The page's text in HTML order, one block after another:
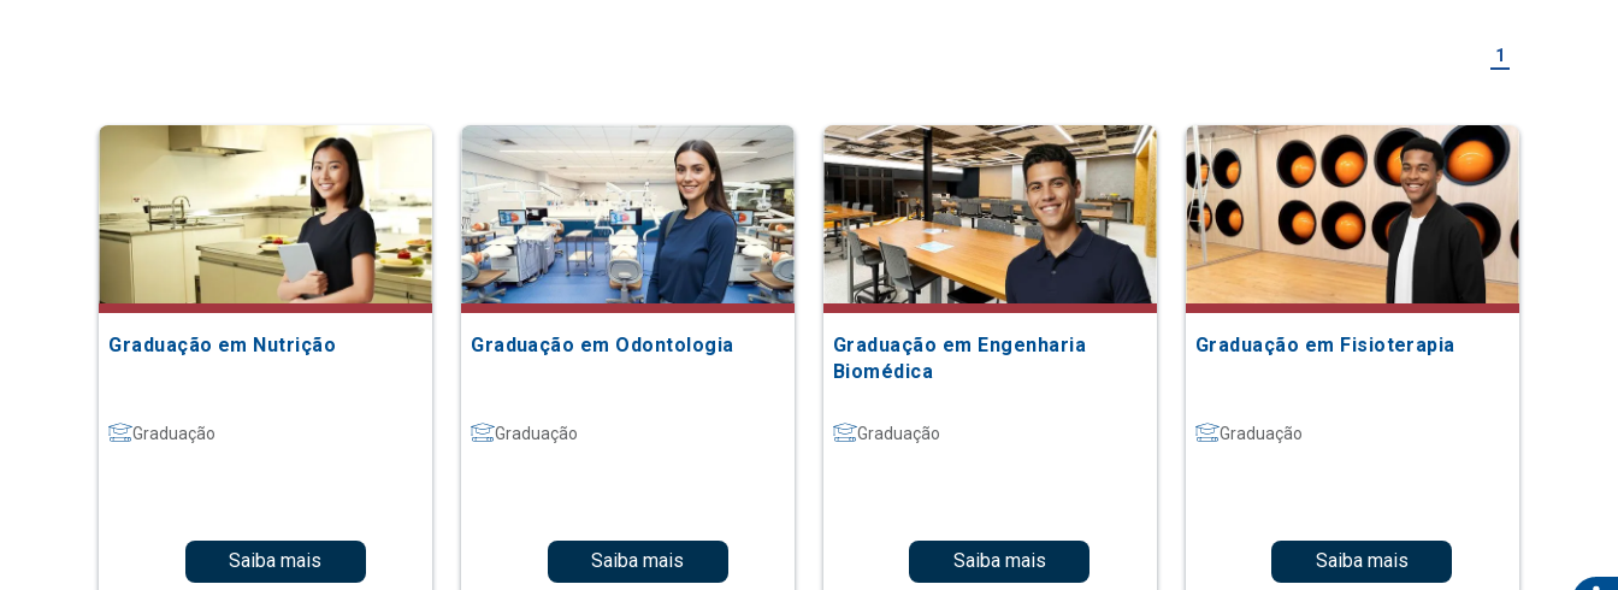
1
Graduação em Nutrição
Graduação
Saiba mais
Graduação em Odontologia
Graduação
Saiba mais
Graduação em Engenharia
Biomédica
Graduação
Saiba mais
Graduação em Fisioterapia
Graduação
Saiba mais